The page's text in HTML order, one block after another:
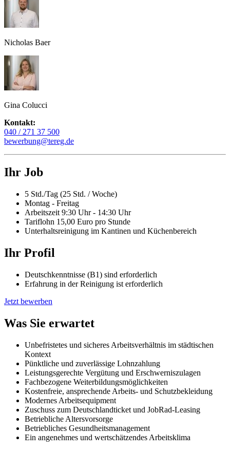
Nicholas Baer
Gina Colucci
Kontakt:
040 / 271 37 500
bewerbung@tereg.de
Ihr Job
5 Std./Tag (25 Std. / Woche)
Montag - Freitag
Arbeitszeit 9:30 Uhr - 14:30 Uhr
Tariflohn 15,00 Euro pro Stunde
Unterhaltsreinigung im Kantinen und Küchenbereich
Ihr Profil
Deutschkenntnisse (B1) sind erforderlich
Erfahrung in der Reinigung ist erforderlich
Jetzt bewerben
Was Sie erwartet
Unbefristetes und sicheres Arbeitsverhältnis im städtischen
Kontext
Pünktliche und zuverlässige Lohnzahlung
Leistungsgerechte Vergütung und Erschwerniszulagen
Fachbezogene Weiterbildungsmöglichkeiten
Kostenfreie, ansprechende Arbeits- und Schutzbekleidung
Modernes Arbeitsequipment
Zuschuss zum Deutschlandticket und JobRad-Leasing
Betriebliche Altersvorsorge
Betriebliches Gesundheitsmanagement
Ein angenehmes und wertschätzendes Arbeitsklima